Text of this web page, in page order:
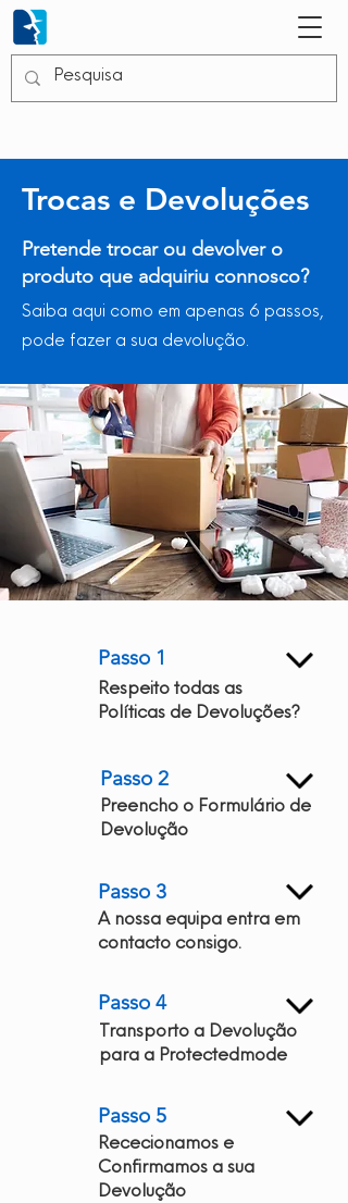
Trocas e Devoluções
Pretende trocar ou devolver o
produto que adquiriu connosco?
Saiba aqui como em apenas 6 passos,
pode fazer a sua devolução.
Passo 1
Respeito todas as
Políticas de Devoluções?
Passo 2
Preencho o Formulário de
Devolução
Passo 3
A nossa equipa entra em
contacto consigo.
Passo 4
Transporto a Devolução
para a Protectedmode
Passo 5
Rececionamos e
Confirmamos a sua
Devolução